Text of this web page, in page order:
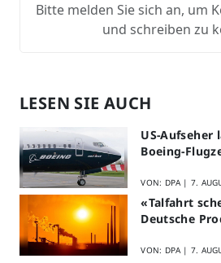
Bitte melden Sie sich an, um
und schreiben zu
LESEN SIE AUCH
US-Aufseher
Boeing-
VON: DPA | 7.
«Talfahrt
Deutsche
VON: DPA | 7.